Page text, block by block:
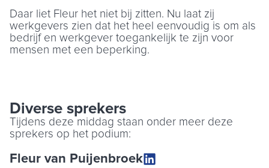
Daar liet Fleur het niet bij zitten. Nu laat zij
werkgevers zien dat het heel eenvoudig is om als
bedrijf en werkgever toegankelijk te zijn voor
mensen met een beperking.
Diverse sprekers
Tijdens deze middag staan onder meer deze
sprekers op het podium:
Fleur van Puijenbroek